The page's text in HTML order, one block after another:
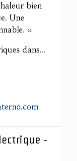
bien
Une
»
dans...
-